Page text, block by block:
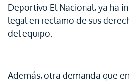
Deportivo El Nacional, ya ha
legal en reclamo de sus
del equipo.
Además, otra demanda que